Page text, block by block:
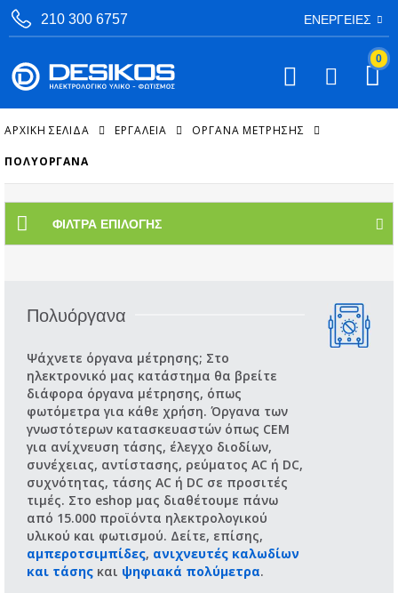
210 300 6757 ΕΝΈΡΓΕΙΕΣ
0
ΑΡΧΙΚΉ ΣΕΛΊΔΑ ΕΡΓΑΛΕΙΑ ΌΡΓΑΝΑ ΜΈΤΡΗΣΗΣ
ΠΟΛΥΌΡΓΑΝΑ
ΦΊΛΤΡΑ ΕΠΙΛΟΓΉΣ
Πολυόργανα
Ψάχνετε όργανα μέτρησης; Στο
ηλεκτρονικό μας κατάστημα θα βρείτε
διάφορα όργανα μέτρησης, όπως
φωτόμετρα για κάθε χρήση. Όργανα των
γνωστότερων κατασκευαστών όπως CEM
για ανίχνευση τάσης, έλεγχο διοδίων,
συνέχειας, αντίστασης, ρεύματος AC ή DC,
συχνότητας, τάσης AC ή DC σε προσιτές
τιμές. Στo eshop μας διαθέτουμε πάνω
από 15.000 προϊόντα ηλεκτρολογικού
υλικού και φωτισμού. Δείτε, επίσης,
αμπεροτσιμπίδες, ανιχνευτές καλωδίων
και τάσης και ψηφιακά πολύμετρα.